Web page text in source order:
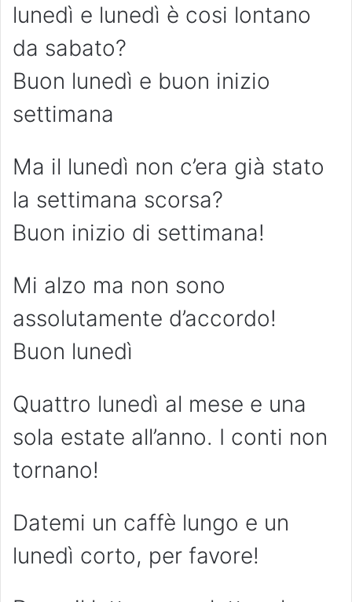
lunedì e lunedì è cosi lontano
da sabato?
Buon lunedì e buon inizio
settimana
Ma il lunedì non c’era già stato
la settimana scorsa?
Buon inizio di settimana!
Mi alzo ma non sono
assolutamente d’accordo!
Buon lunedì
Quattro lunedì al mese e una
sola estate all’anno. I conti non
tornano!
Datemi un caffè lungo e un
lunedì corto, per favore!